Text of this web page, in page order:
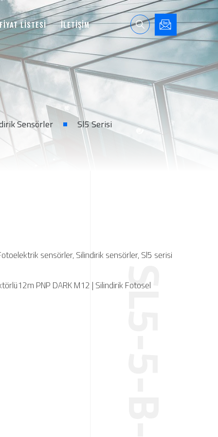
LİSTESİ İLETİŞİM
Sensörler Sl5 Serisi
sensörler, Silindirik sensörler, Sl5 serisi
PNP DARK M12 | Silindirik Fotosel